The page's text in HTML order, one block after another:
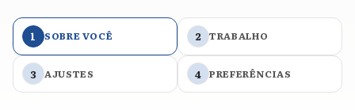
1 SOBRE VOCÊ 2 TRABALHO
3 AJUSTES 4 PREFERÊNCIAS